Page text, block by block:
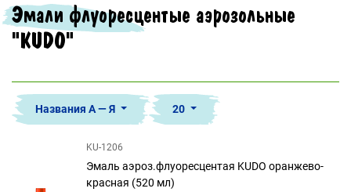
Эмали флуоресцентые аэрозольные
"KUDO"
Названия А — Я 20
KU-1206
Эмаль аэроз.флуоресцентая KUDO оранжево-
красная (520 мл)